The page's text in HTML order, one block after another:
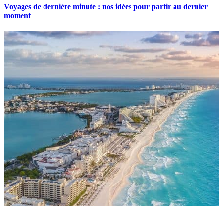
Voyages de dernière minute : nos idées pour partir au dernier
moment